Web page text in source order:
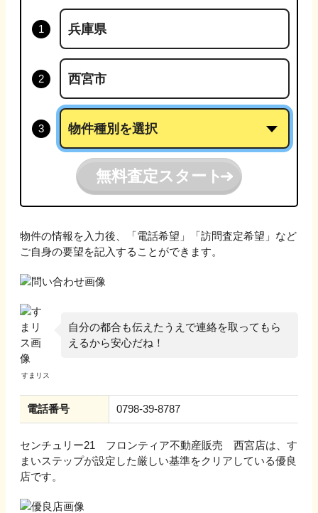
無料査定スタート
物件の情報を入力後、「電話希望」「訪問査定希望」など
ご自身の要望を記入することができます。
自分の都合も伝えたうえで連絡を取ってもら
えるから安心だね！
電話番号 0798-39-8787
センチュリー21 フロンティア不動産販売 西宮店は、す
まいステップが設定した厳しい基準をクリアしている優良
店です。